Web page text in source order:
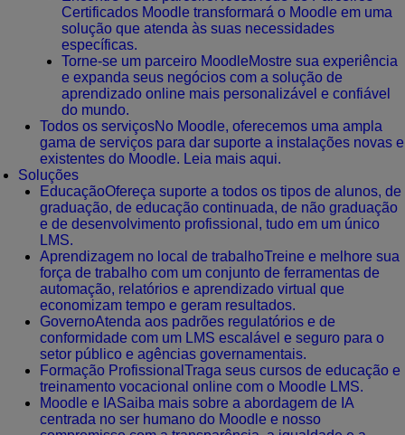
Certificados Moodle transformará o Moodle em uma
solução que atenda às suas necessidades
específicas.
Torne-se um parceiro MoodleMostre sua experiência
e expanda seus negócios com a solução de
aprendizado online mais personalizável e confiável
do mundo.
Todos os serviçosNo Moodle, oferecemos uma ampla
gama de serviços para dar suporte a instalações novas e
existentes do Moodle. Leia mais aqui.
Soluções
EducaçãoOfereça suporte a todos os tipos de alunos, de
graduação, de educação continuada, de não graduação
e de desenvolvimento profissional, tudo em um único
LMS.
Aprendizagem no local de trabalhoTreine e melhore sua
força de trabalho com um conjunto de ferramentas de
automação, relatórios e aprendizado virtual que
economizam tempo e geram resultados.
GovernoAtenda aos padrões regulatórios e de
conformidade com um LMS escalável e seguro para o
setor público e agências governamentais.
Formação Profissional Traga seus cursos de educação e
treinamento vocacional online com o Moodle LMS.
Moodle e IASaiba mais sobre a abordagem de IA
centrada no ser humano do Moodle e nosso